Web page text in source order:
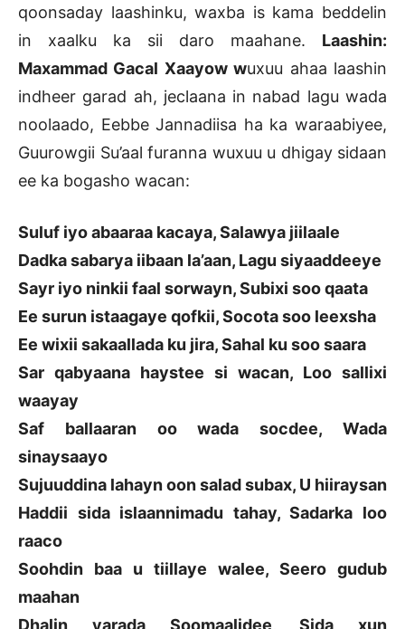
qoonsaday laashinku, waxba is kama beddelin
in xaalku ka sii daro maahane. Laashin:
Maxammad Gacal Xaayow wuxuu ahaa laashin
indheer garad ah, jeclaana in nabad lagu wada
noolaado, Eebbe Jannadiisa ha ka waraabiyee,
Guurowgii Su’aal furanna wuxuu u dhigay sidaan
ee ka bogasho wacan:
Suluf iyo abaaraa kacaya, Salawya jiilaale
Dadka sabarya iibaan la’aan, Lagu siyaaddeeye
Sayr iyo ninkii faal sorwayn, Subixi soo qaata
Ee surun istaagaye qofkii, Socota soo leexsha
Ee wixii sakaallada ku jira, Sahal ku soo saara
Sar qabyaana haystee si wacan, Loo sallixi
waayay
Saf ballaaran oo wada socdee, Wada
sinaysaayo
Sujuuddina lahayn oon salad subax, U hiiraysan
Haddii sida islaannimadu tahay, Sadarka loo
raaco
Soohdin baa u tiillaye walee, Seero gudub
maahan
Dhalin yarada Soomaalidee, Sida xun